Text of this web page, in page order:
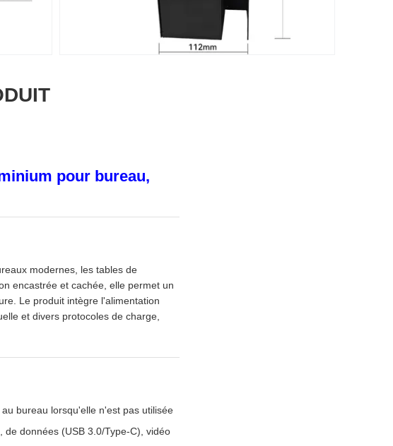
pour bureau,
modernes, les tables de
encastrée et cachée, elle permet un
Le produit intègre l'alimentation
et divers protocoles de charge,
bureau lorsqu'elle n'est pas utilisée
données (USB 3.0/Type-C), vidéo